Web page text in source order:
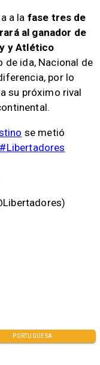
a la fase tres de
al ganador de
y Atlético
de ida, Nacional de
por lo
su próximo rival
se metió
#Libertadores
PORTUGUESA